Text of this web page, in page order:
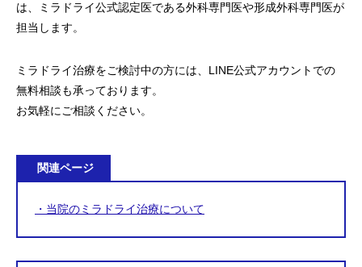
は、ミラドライ公式認定医である外科専門医や形成外科専門医が
担当します。
ミラドライ治療をご検討中の方には、LINE公式アカウントでの
無料相談も承っております。
お気軽にご相談ください。
関連ページ
・当院のミラドライ治療について